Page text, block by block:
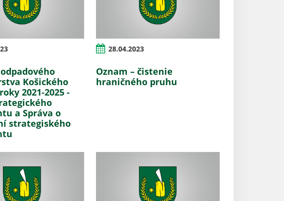
Košického
2021-2025 -
a Správa o
strategiského
28.04.2023
Oznam – čistenie
hraničného pruhu